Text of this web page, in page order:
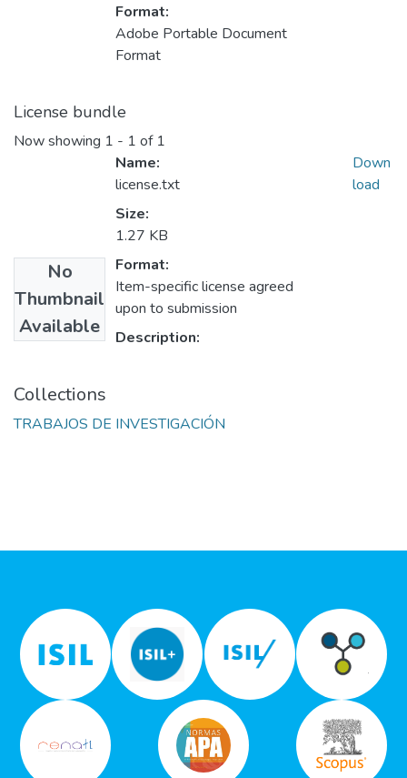
Format:
Adobe Portable Document
Format
License bundle
Now showing 1 - 1 of 1
No
Thumbnail
Available
Name:
license.txt
Size:
1.27 KB
Format:
Item-specific license agreed
upon to submission
Description:
Down
load
Collections
TRABAJOS DE INVESTIGACIÓN